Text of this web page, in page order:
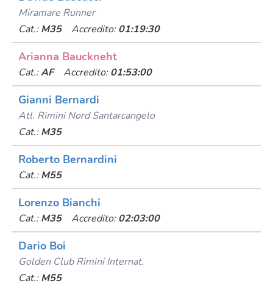
Miramare Runner
Cat.: M35 Accredito: 01:19:30
Arianna Bauckneht
Cat.:AF Accredito: 01:53:00
Gianni Bernardi
Atl. Rimini Nord Santarcangelo
Cat.: M35
Roberto Bernardini
Cat.: M55
Lorenzo Bianchi
Cat.: M35 Accredito: 02:03:00
Dario Boi
Golden Club Rimini Internat.
Cat.: M55